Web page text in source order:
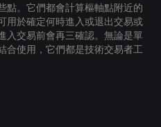
點。它們都會計算樞軸點附近的
用於確定何時進入或退出交易或
入交易前會再三確認。無論是單
合使用，它們都是技術交易者工